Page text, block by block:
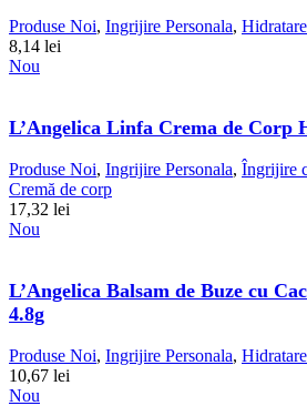
Produse Noi, Ingrijire Personala,
8,14 lei
Nou
L’Angelica Linfa Crema de Corp
Produse Noi, Ingrijire Personala, Îngrijire
Cremă de corp
17,32 lei
Nou
L’Angelica Balsam de Buze cu
4.8g
Produse Noi, Ingrijire Personala,
10,67 lei
Nou